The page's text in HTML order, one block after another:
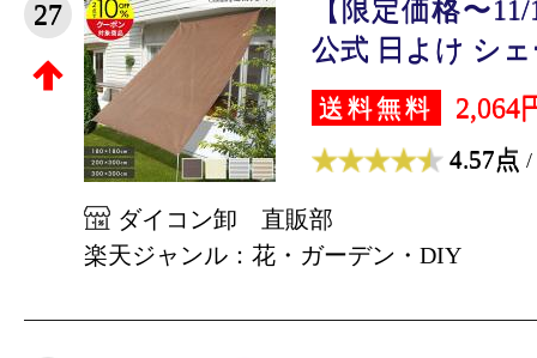
27
【限定価格〜
公式 日よけ シ
送料無料 2,064
4.57点 /
ダイコン卸 直販部
楽天ジャンル：花・ガーデン・DIY